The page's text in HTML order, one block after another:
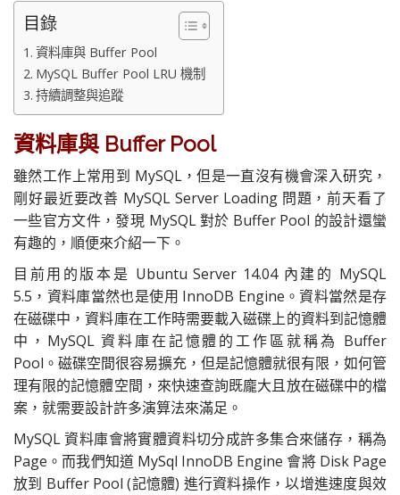
目錄
資料庫與 Buffer Pool
MySQL Buffer Pool LRU 機制
持續調整與追蹤
資料庫與 Buffer Pool
雖然工作上常用到 MySQL，但是一直沒有機會深入研究，
剛好最近要改善 MySQL Server Loading 問題，前天看了
一些官方文件，發現 MySQL 對於 Buffer Pool 的設計還蠻
有趣的，順便來介紹一下。
目前用的版本是 Ubuntu Server 14.04 內建的 MySQL
5.5，資料庫當然也是使用 InnoDB Engine。資料當然是存
在磁碟中，資料庫在工作時需要載入磁碟上的資料到記憶體
中，MySQL 資料庫在記憶體的工作區就稱為 Buffer
Pool。磁碟空間很容易擴充，但是記憶體就很有限，如何管
理有限的記憶體空間，來快速查詢既龐大且放在磁碟中的檔
案，就需要設計許多演算法來滿足。
MySQL 資料庫會將實體資料切分成許多集合來儲存，稱為
Page。而我們知道 MySql InnoDB Engine 會將 Disk Page
放到 Buffer Pool (記憶體) 進行資料操作，以增進速度與效